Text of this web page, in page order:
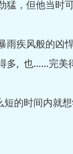
，但他当时
疾风般的凶
多, 也……完美
时间内就想